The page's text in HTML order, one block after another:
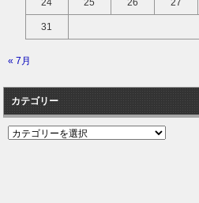
31
« 7月
カテゴリー
カ